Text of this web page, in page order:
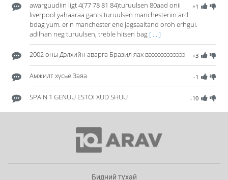
+1
awarguudiin ligt 4(77 78 81 84)turuulsen 80aad onii
liverpool yahaaraa gants turuulsen manchesteriin ard
bdag yum. er n manchester ene jagsaaltand oroh erhgui.
adilhan neg turuulsen, treble hiisen bag [ ... ]
+3
2002 оны Дэлхийн аварга Бразил яах вээээээээээээ
-1
Амжилт хүсье Заяа
-10
SPAIN 1 GENUU ESTOI XUD SHUU
Бидний тухай